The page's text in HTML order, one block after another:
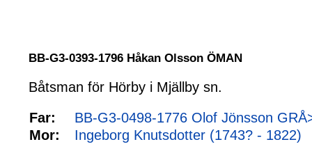
BB-G3-0393-1796 Håkan Olsson ÖMAN
Båtsman för Hörby i Mjällby sn.
Far:
BB-G3-0498-1776 Olof Jönsson
Mor:
Ingeborg Knutsdotter (1743? - 1822)